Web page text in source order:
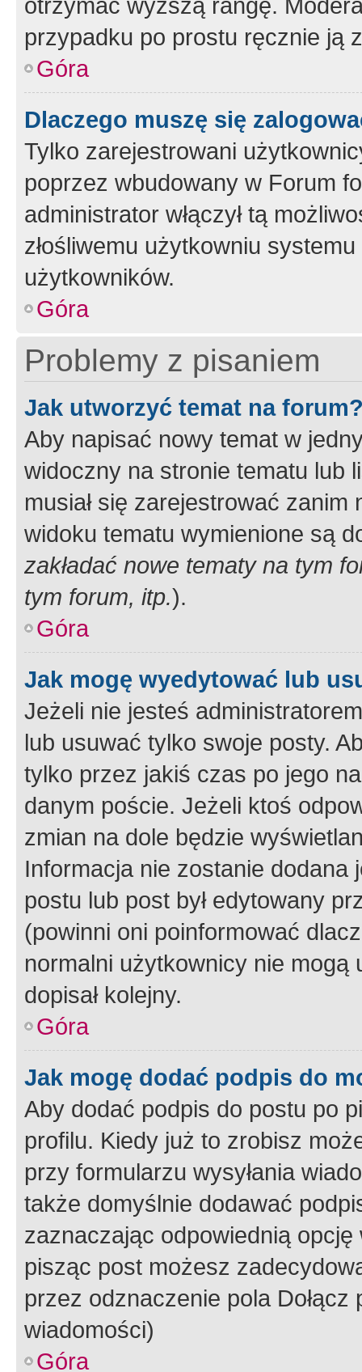
przypadku po prostu ręcznie ją
Góra
Dlaczego muszę się
Tylko zarejestrowani
poprzez wbudowany w Forum
administrator włączył tą
złośliwemu użytkowniu
użytkowników.
Góra
Problemy z pisaniem
Jak utworzyć temat na
Aby napisać nowy temat w
widoczny na stronie tematu lub
musiał się zarejestrować
widoku tematu wymienione są
zakładać nowe tematy na tym
tym forum, itp.).
Góra
Jak mogę wyedytować lub
Jeżeli nie jesteś
lub usuwać tylko swoje posty.
tylko przez jakiś czas po jego
danym poście. Jeżeli ktoś
zmian na dole będzie
Informacja nie zostanie dodana
postu lub post był edytowany
(powinni oni poinformować
normalni użytkownicy nie
dopisał kolejny.
Góra
Jak mogę dodać podpis do
Aby dodać podpis do postu po
profilu. Kiedy już to zrobisz
przy formularzu wysyłania
także domyślnie dodawać
zaznaczając odpowiednią
pisząc post możesz
przez odznaczenie pola
wiadomości)
Góra